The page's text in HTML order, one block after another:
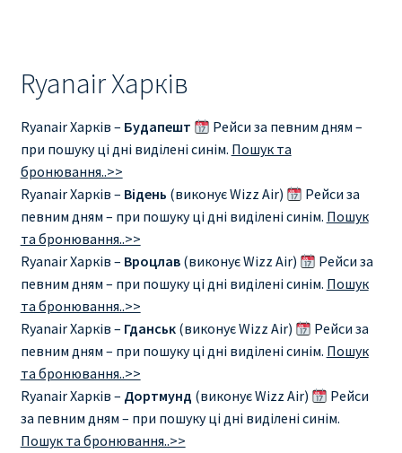
Ryanair Харків
Ryanair Харків – Будапешт
Рейси за певним дням –
при пошуку ці дні виділені синім. Пошук та
бронювання..>>
Ryanair Харків – Відень (виконує Wizz Air)
Рейси за
певним дням – при пошуку ці дні виділені синім. Пошук
та бронювання..>>
Ryanair Харків – Вроцлав(виконує Wizz Air)
Рейси за
певним дням – при пошуку ці дні виділені синім. Пошук
та бронювання..>>
Ryanair Харків – Гданськ(виконує Wizz Air)
Рейси за
певним дням – при пошуку ці дні виділені синім. Пошук
та бронювання..>>
Ryanair Харків – Дортмунд (виконує Wizz Air)
Рейси
за певним дням – при пошуку ці дні виділені синім.
Пошук та бронювання..>>